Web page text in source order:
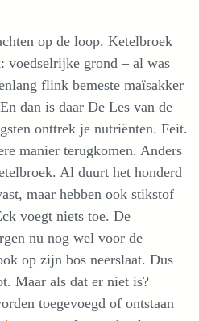
op de loop. Ketelbroek
voedselrijke grond – al was
flink bemeste maïsakker
dan is daar De Les van de
onttrek je nutriënten. Feit.
manier terugkomen. Anders
Al duurt het honderd
maar hebben ook stikstof
voegt niets toe. De
nu nog wel voor de
op zijn bos neerslaat. Dus
Maar als dat er niet is?
toegevoegd of ontstaan